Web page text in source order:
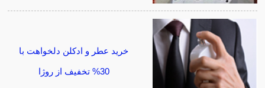
خرید عطر و ادکلن دلخواهت با
30% تخفیف از روژا